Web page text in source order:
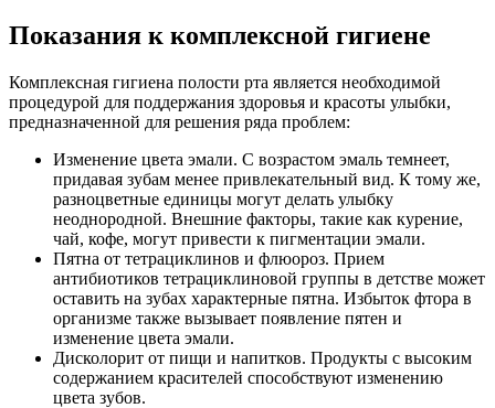
Показания к комплексной гигиене
Комплексная гигиена полости рта является необходимой
процедурой для поддержания здоровья и красоты улыбки,
предназначенной для решения ряда проблем:
Изменение цвета эмали. С возрастом эмаль темнеет,
придавая зубам менее привлекательный вид. К тому же,
разноцветные единицы могут делать улыбку
неоднородной. Внешние факторы, такие как курение,
чай, кофе, могут привести к пигментации эмали.
Пятна от тетрациклинов и флюороз. Прием
антибиотиков тетрациклиновой группы в детстве может
оставить на зубах характерные пятна. Избыток фтора в
организме также вызывает появление пятен и
изменение цвета эмали.
Дисколорит от пищи и напитков. Продукты с высоким
содержанием красителей способствуют изменению
цвета зубов.